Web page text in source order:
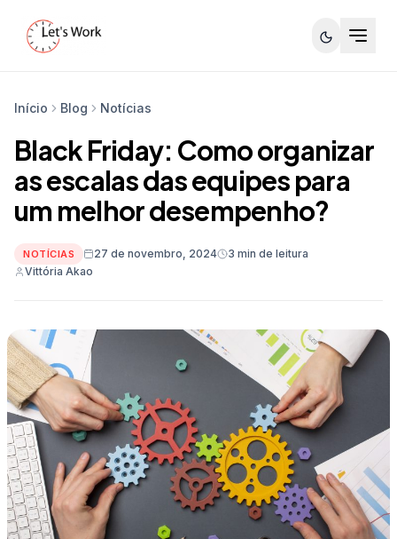
Início Blog Notícias
Black Friday: Como organizar
as escalas das equipes para
um melhor desempenho?
NOTÍCIAS 27 de novembro, 2024
3 min de leitura
Vittória Akao